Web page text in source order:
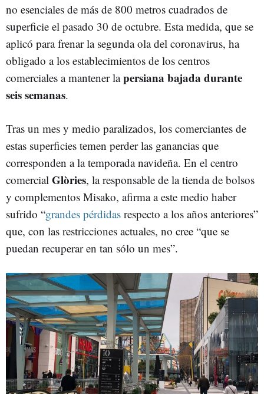
no esenciales de más de 800 metros cuadrados de
superficie el pasado 30 de octubre. Esta medida, que se
aplicó para frenar la segunda ola del coronavirus, ha
obligado a los establecimientos de los centros
comerciales a mantener lapersiana bajada durante
seis semanas.
Tras un mes y medio paralizados, los comerciantes de
estas superficies temen perder las ganancias que
corresponden a la temporada navideña. En el centro
comercial Glòries, la responsable de la tienda de bolsos
y complementos Misako, afirma a este medio haber
sufrido “grandes pérdidas respecto a los años anteriores”
que, con las restricciones actuales, no cree “que se
puedan recuperar en tan sólo un mes”.